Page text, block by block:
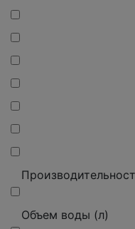
Объем воды (л)